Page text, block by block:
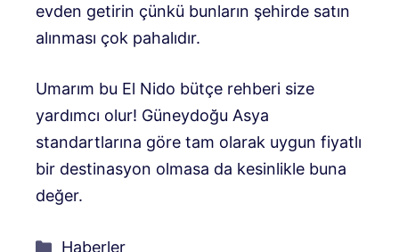
evden getirin çünkü bunların şehirde satın
alınması çok pahalıdır.
Umarım bu El Nido bütçe rehberi size
yardımcı olur! Güneydoğu Asya
standartlarına göre tam olarak uygun fiyatlı
bir destinasyon olmasa da kesinlikle buna
değer.
Kategoriler
Haberler